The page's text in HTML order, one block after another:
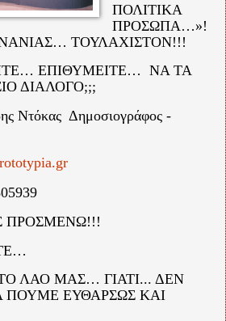
ΠΟΛΙΤΙΚΑ
ΠΡΟΣΩΠΑ…»!
ΤΟΥΛΑΧΙΣΤΟΝ!!!
ΕΠΙΘΥΜΕΙΤΕ… ΝΑ ΤΑ
ΔΙΑΛΟΓΟ;;;
Ντόκας Δημοσιογράφος -
.gr
ΠΡΟΣΜΕΝΩ!!!
ΛΑΟ ΜΑΣ… ΓΙΑΤΙ... ΔΕΝ
ΕΥΘΑΡΣΩΣ ΚΑΙ